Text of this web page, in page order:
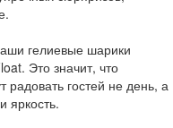
гелиевые шарики
Это значит, что
гостей не день, а
яркость.